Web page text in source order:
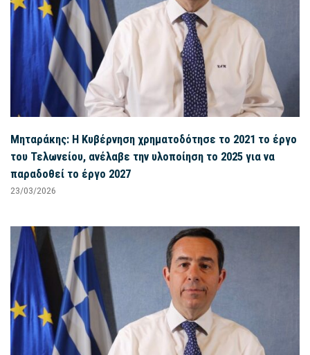
Μηταράκης: Η Κυβέρνηση χρηματοδότησε το 2021 το έργο
του Τελωνείου, ανέλαβε την υλοποίηση το 2025 για να
παραδοθεί το έργο 2027
23/03/2026